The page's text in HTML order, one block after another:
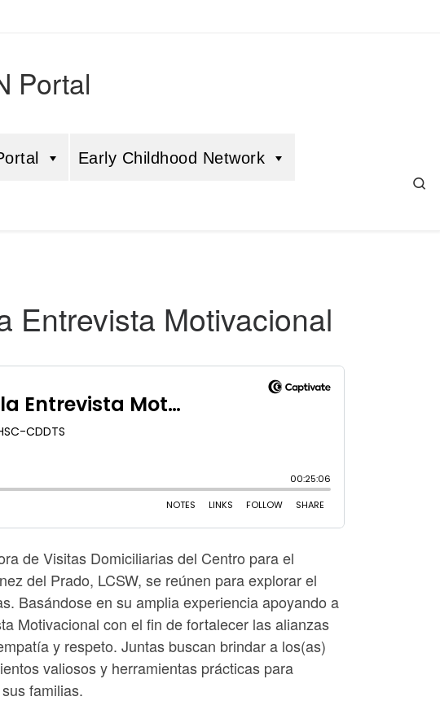
Portal
Early Childhood Network
Entrevista Motivacional
de Visitas Domiciliarias del Centro para el
del Prado, LCSW, se reúnen para explorar el
Basándose en su amplia experiencia apoyando a
Motivacional con el fin de fortalecer las alianzas
y respeto. Juntas buscan brindar a los(as)
valiosos y herramientas prácticas para
familias.